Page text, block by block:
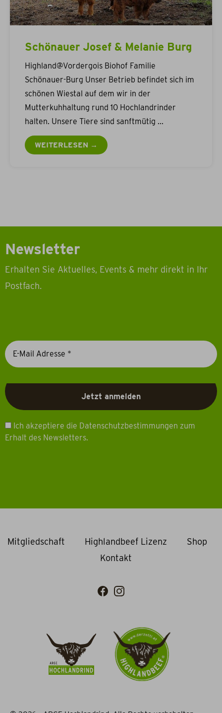
Schönauer Josef & Melanie Burg
Highland@Vordergois Biohof Familie
Schönauer-Burg Unser Betrieb befindet sich im
schönen Wiestal auf dem wir in der
Mutterkuhhaltung rund 10 Hochlandrinder
halten. Unsere Tiere sind sanftmütig
WEITERLESEN →
Newsletter
Erhalten Sie Aktuelles, Events & mehr direkt in Ihr
Postfach.
Ich akzeptiere die Datenschutzbestimmungen zum
Erhalt des Newsletters.
Mitgliedschaft Highlandbeef Lizenz
Shop
Kontakt